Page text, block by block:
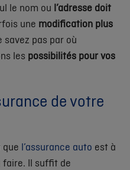
le nom ou l’adresse doit
une modification plus
savez pas par où
les possibilités pour vos
de votre
l’assurance auto est à
faire. Il suffit de